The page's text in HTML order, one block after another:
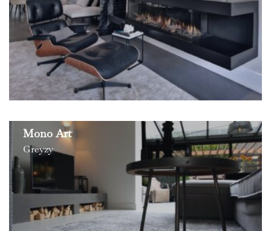
Mono Art
Greyzy